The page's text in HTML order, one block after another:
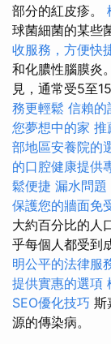
部分的紅皮疹。
球菌細菌的某些
收服務，方便快
和化膿性腦膜炎。
見，通常受5至
務更輕鬆 信賴的
您夢想中的家 推
部地區安養院的
的口腔健康提供
鬆便捷 漏水問題
保護您的牆面免
大約百分比的人
乎每個人都受到
明公平的法律服
提供實惠的選項
SEO優化技巧 斯
源的傳染病。